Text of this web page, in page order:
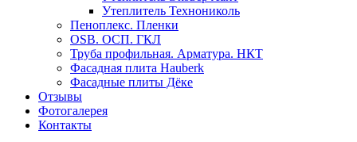
Утеплитель Технониколь
Пеноплекс. Пленки
OSB. ОСП. ГКЛ
Труба профильная. Арматура. НКТ
Фасадная плита Hauberk
Фасадные плиты Дёке
Отзывы
Фотогалерея
Контакты